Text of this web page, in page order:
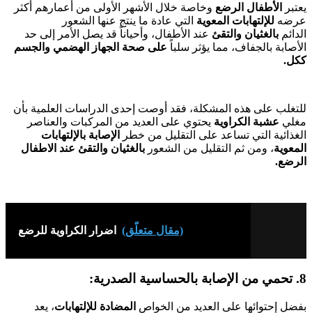
يعتبر الأطفال الرضع وخاصة خلال الأشهر الأولى من أعمارهم أكثر
عرضه للإلتهابات المعوية التي عادة ما ينتج عنها الشعور
الدائم بالغثيان والتقئ عند الأطفال، وأحياناً قد يصل الأمر إلى حد
الأصابة بالجفاف، مما يؤثر سلباً على صحة الجهاز الهضمي والجسم
ككل.
للتغلب على هذه المشكلة، فقد أوصت إحدى الدراسات العلمية بأن
مغلي عشبة الكراوية يحتوي على العديد من المركبات والعناصر
الغذائية التي تساعد على التقليل من خطر
الإصابة بالإلتهابات
المعوية، ومن ثم التقليل من الشعور بالغثيان والتقئ عند الاطفال
الرضع.
(مقال متعلّق) اضرار الكراوية للرضع
8. تحمي من الإصابة بالحساسية الصدرية:
بفضل إحتوائها على العديد من الخواص المضادة للإلتهابات، يعد